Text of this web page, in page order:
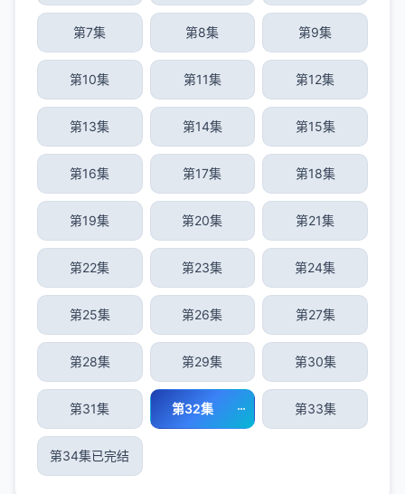
第7集 第8集 第9集
第10集 第11集 第12集
第13集 第14集 第15集
第16集 第17集 第18集
第19集 第20集 第21集
第22集 第23集 第24集
第25集 第26集 第27集
第28集 第29集 第30集
第31集 第32集 第33集
第34集已完结